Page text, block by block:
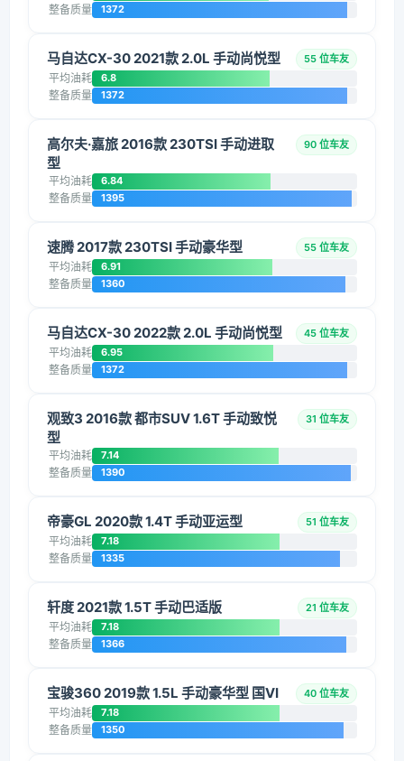
整备质量 1372
马自达CX-30 2021款 2.0L 手动尚悦型 55 位车友
平均油耗 6.8
整备质量 1372
高尔夫·嘉旅 2016款 230TSI 手动进取
型
90 位车友
平均油耗 6.84
整备质量 1395
速腾 2017款 230TSI 手动豪华型 55 位车友
平均油耗 6.91
整备质量 1360
马自达CX-30 2022款 2.0L 手动尚悦型 45 位车友
平均油耗 6.95
整备质量 1372
观致3 2016款 都市SUV 1.6T 手动致悦
型
31 位车友
平均油耗 7.14
整备质量 1390
帝豪GL 2020款 1.4T 手动亚运型 51 位车友
平均油耗 7.18
整备质量 1335
轩度 2021款 1.5T 手动巴适版 21 位车友
平均油耗 7.18
整备质量 1366
宝骏360 2019款 1.5L 手动豪华型 国VI 40 位车友
平均油耗 7.18
整备质量 1350